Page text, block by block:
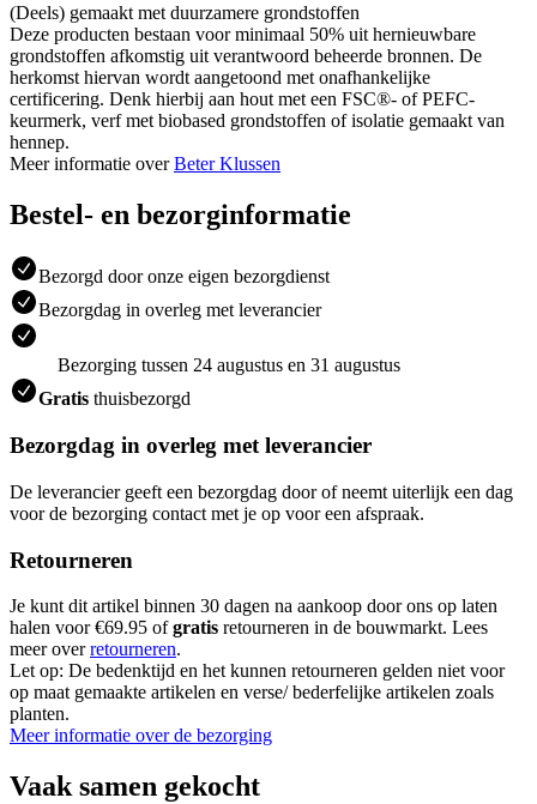
(Deels) gemaakt met duurzamere grondstoffen
Deze producten bestaan voor minimaal 50% uit hernieuwbare
grondstoffen afkomstig uit verantwoord beheerde bronnen. De
herkomst hiervan wordt aangetoond met onafhankelijke
certificering. Denk hierbij aan hout met een FSC®- of PEFC-
keurmerk, verf met biobased grondstoffen of isolatie gemaakt van
hennep.
Meer informatie overBeter Klussen
Bestel- en bezorginformatie
Bezorgd door onze eigen bezorgdienst
Bezorgdag in overleg met leverancier
Bezorging tussen 24 augustus en 31 augustus
Gratis thuisbezorgd
Bezorgdag in overleg met leverancier
De leverancier geeft een bezorgdag door of neemt uiterlijk een dag
voor de bezorging contact met je op voor een afspraak.
Retourneren
Je kunt dit artikel binnen 30 dagen na aankoop door ons op laten
halen voor €69.95 ofgratis retourneren in de bouwmarkt. Lees
meer overretourneren.
Let op: De bedenktijd en het kunnen retourneren gelden niet voor
op maat gemaakte artikelen en verse/ bederfelijke artikelen zoals
planten.
Meer informatie over de bezorging
Vaak samen gekocht